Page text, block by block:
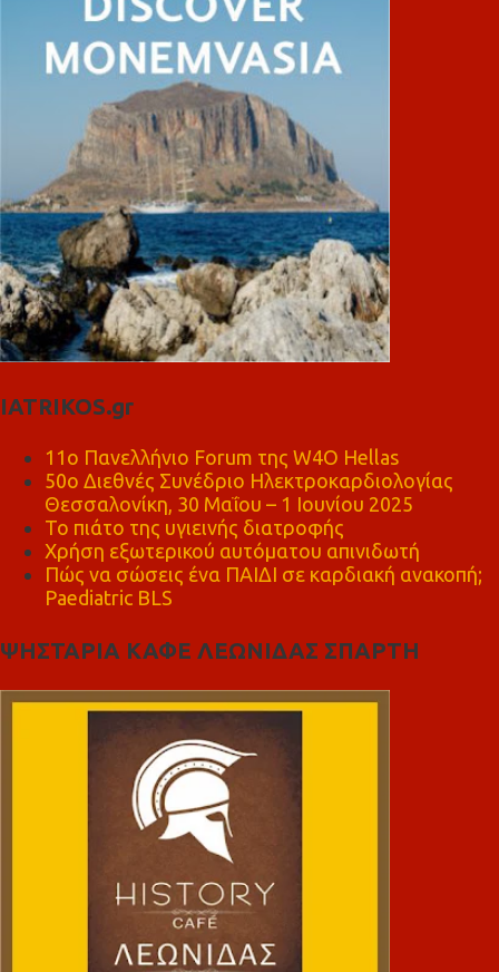
IATRIKOS.gr
11ο Πανελλήνιο Forum της W4O Hellas
50ο Διεθνές Συνέδριο Ηλεκτροκαρδιολογίας
Θεσσαλονίκη, 30 Μαΐου – 1 Ιουνίου 2025
Το πιάτο της υγιεινής διατροφής
Χρήση εξωτερικού αυτόματου απινιδωτή
Πώς να σώσεις ένα ΠΑΙΔΙ σε καρδιακή ανακοπή;
Paediatric BLS
ΨΗΣΤΑΡΙΑ ΚΑΦΕ ΛΕΩΝΙΔΑΣ ΣΠΑΡΤΗ